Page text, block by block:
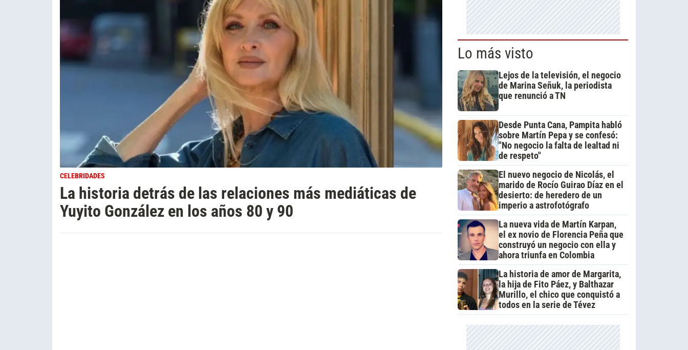
CELEBRIDADES
La historia detrás de las relaciones más mediáticas de
Yuyito González en los años 80 y 90
Lo más visto
Lejos de la televisión, el negocio
de Marina Señuk, la periodista
que renunció a TN
Desde Punta Cana, Pampita habló
sobre Martín Pepa y se confesó:
"No negocio la falta de lealtad ni
de respeto"
El nuevo negocio de Nicolás, el
marido de Rocío Guirao Díaz en el
desierto: de heredero de un
imperio a astrofotógrafo
La nueva vida de Martín Karpan,
el ex novio de Florencia Peña que
construyó un negocio con ella y
ahora triunfa en Colombia
La historia de amor de Margarita,
la hija de Fito Páez, y Balthazar
Murillo, el chico que conquistó a
todos en la serie de Tévez